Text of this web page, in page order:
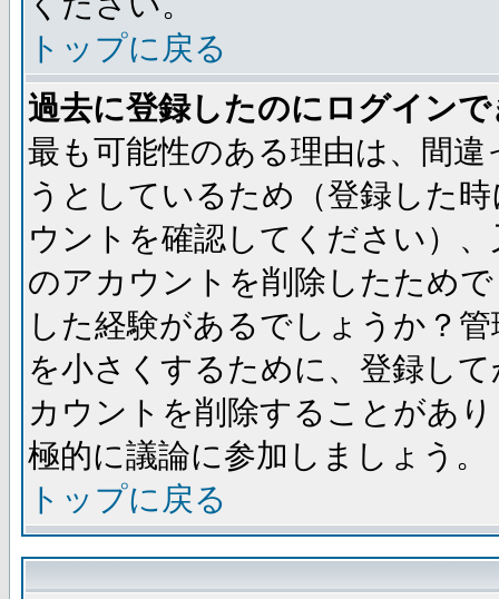
トップに戻る
過去に登録したのにログイン
最も可能性のある理由は、間
うとしているため（登録した
ウントを確認してください）
のアカウントを削除したため
した経験があるでしょうか？
を小さくするために、登録し
カウントを削除することがあ
極的に議論に参加しましょう。
トップに戻る